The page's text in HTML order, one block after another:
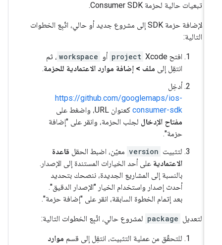
تبعيات حالية لحزمة Consumer SDK.
لإضافة حزمة SDK إلى مشروع جديد أو حالي، اتّبِع الخطوات
التالية:
افتح Xcode project أو workspace ، ثم
انتقِل إلى ملف > إضافة موارد الاعتمادية للحزمة.
أدخِل
https://github.com/googlemaps/ios-
consumer-sdkكعنوان URL، واضغط على
مفتاح الإدخاللجلب الحزمة، وانقر على "إضافة
حزمة".
لتثبيت version معيّن، اضبط الحقلقاعدة
الاعتماديةعلى أحد الخيارات المستندة إلى الإصدار.
بالنسبة إلى المشاريع الجديدة، ننصحك بتحديد
أحدث إصدار واستخدام الخيار "الإصدار الدقيق".
بعد إتمام الخطوة السابقة، انقر على "إضافة حزمة".
لتعديل package لمشروع حالي، اتّبِع الخطوات التالية:
للتحقّق من عملية التثبيت، انتقِل إلى قسمموارد